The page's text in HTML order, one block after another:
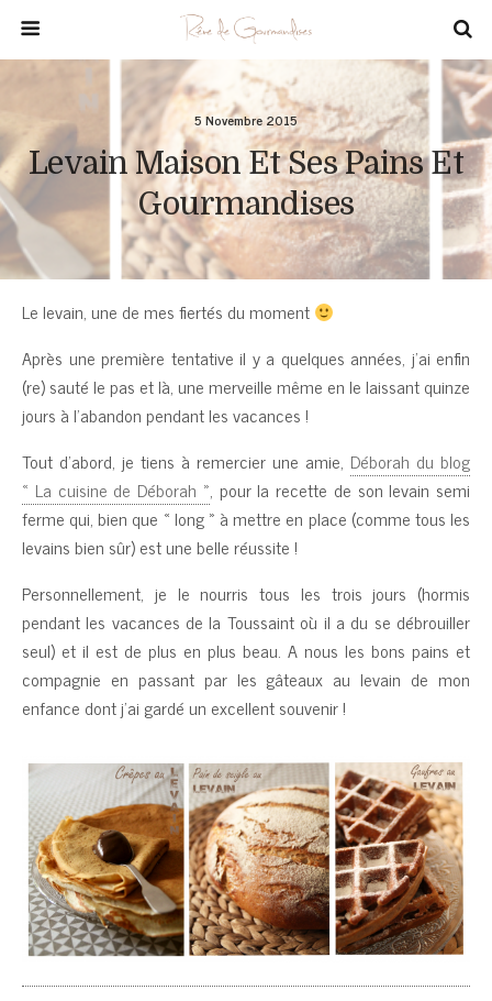
5 Novembre 2015
Levain Maison Et Ses Pains Et
Gourmandises
Le levain, une de mes fiertés du moment
Après une première tentative il y a quelques années, j’ai enfin
(re) sauté le pas et là, une merveille même en le laissant quinze
jours à l’abandon pendant les vacances !
Tout d’abord, je tiens à remercier une amie, Déborah du blog
« La cuisine de Déborah », pour la recette de son levain semi
ferme qui, bien que « long » à mettre en place (comme tous les
levains bien sûr) est une belle réussite !
Personnellement, je le nourris tous les trois jours (hormis
pendant les vacances de la Toussaint où il a du se débrouiller
seul) et il est de plus en plus beau. A nous les bons pains et
compagnie en passant par les gâteaux au levain de mon
enfance dont j’ai gardé un excellent souvenir !